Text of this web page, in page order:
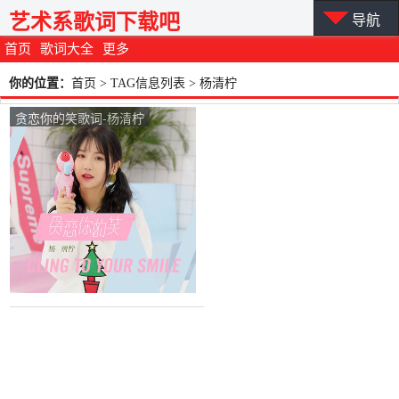
首页 歌词大全 更多
艺术系歌词下载吧 导航
你的位置： 首页 > TAG信息列表 > 杨清柠
贪恋你的笑歌词-杨清柠